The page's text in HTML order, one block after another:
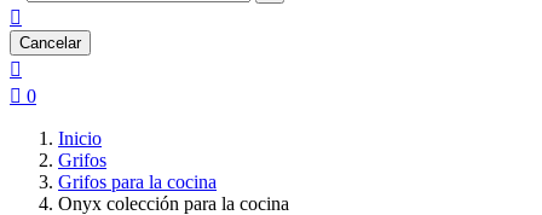

Cancelar

 0
Inicio
Grifos
Grifos para la cocina
Onyx colección para la cocina